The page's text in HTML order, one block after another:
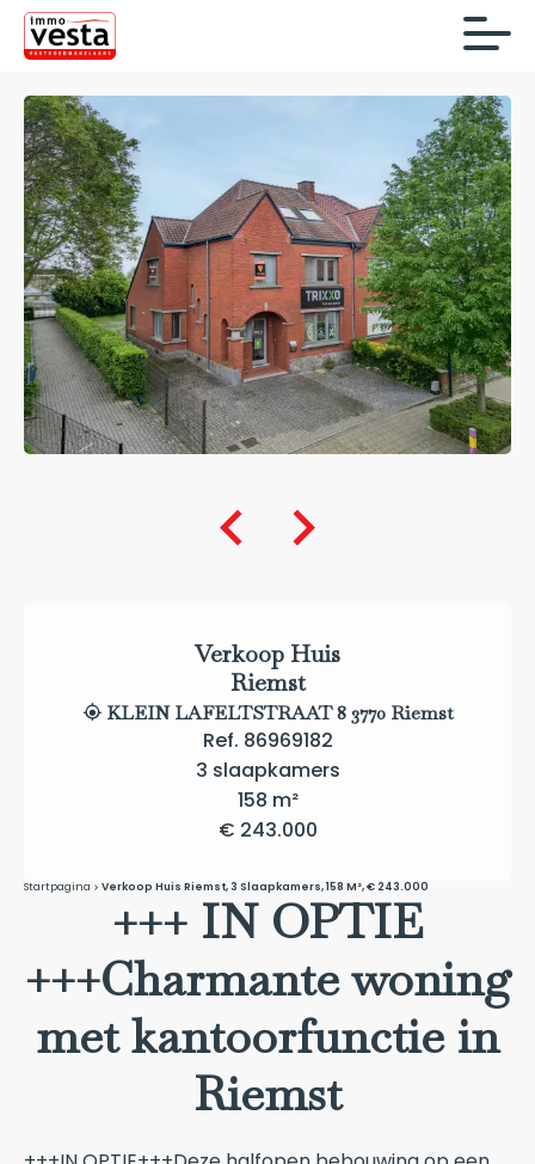
Verkoop Huis
Riemst
KLEIN LAFELTSTRAAT 8 3770 Riemst
Ref. 86969182
3 slaapkamers
158 m²
€ 243.000
Startpagina Verkoop Huis Riemst, 3 Slaapkamers, 158 M², € 243.000
+++ IN OPTIE
+++Charmante woning
met kantoorfunctie in
Riemst